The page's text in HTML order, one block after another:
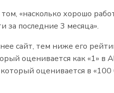
«насколько хорошо
за последние 3 месяца».
сайт, тем ниже его
оценивается как «1» в
оценивается в «100